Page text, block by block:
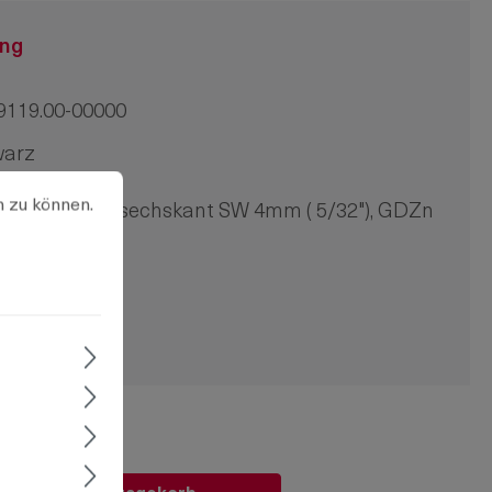
00000
Innensechskant SW 4mm ( 5/32"), GDZn
Mehr Informationen ...
zu können.